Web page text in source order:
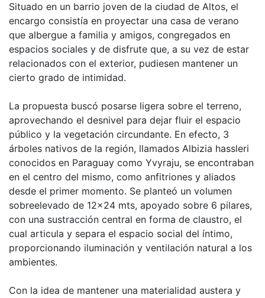
Situado en un barrio joven de la ciudad de Altos, el
encargo consistía en proyectar una casa de verano
que albergue a familia y amigos, congregados en
espacios sociales y de disfrute que, a su vez de estar
relacionados con el exterior, pudiesen mantener un
cierto grado de intimidad.
La propuesta buscó posarse ligera sobre el terreno,
aprovechando el desnivel para dejar fluir el espacio
público y la vegetación circundante. En efecto, 3
árboles nativos de la región, llamados Albizia hassleri
conocidos en Paraguay como Yvyraju, se encontraban
en el centro del mismo, como anfitriones y aliados
desde el primer momento. Se planteó un volumen
sobreelevado de 12x24 mts, apoyado sobre 6 pilares,
con una sustracción central en forma de claustro, el
cual articula y separa el espacio social del íntimo,
proporcionando iluminación y ventilación natural a los
ambientes.
Con la idea de mantener una materialidad austera y